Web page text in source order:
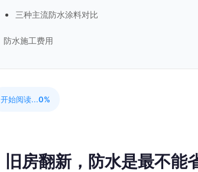
三种主流防水涂料对比
防水施工费用
开始阅读...0%
旧房翻新，防水是最不能